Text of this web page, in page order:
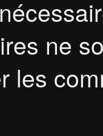
ne
les